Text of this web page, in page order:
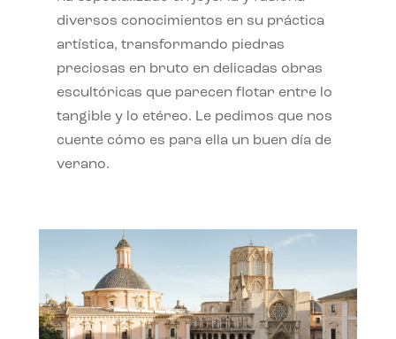
diversos conocimientos en su práctica
artística, transformando piedras
preciosas en bruto en delicadas obras
escultóricas que parecen flotar entre lo
tangible y lo etéreo. Le pedimos que nos
cuente cómo es para ella un buen día de
verano.